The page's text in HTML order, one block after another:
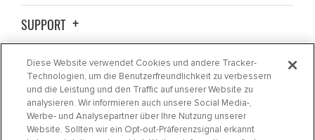
SUPPORT
ALLGEMEINE INFORMATIONEN
KONTAKTIEREN SIE UNS
Diese Website verwendet Cookies und andere Tracker-
Technologien, um die Benutzerfreundlichkeit zu verbessern
und die Leistung und den Traffic auf unserer Website zu
analysieren. Wir informieren auch unsere Social Media-,
Werbe- und Analysepartner über Ihre Nutzung unserer
Website. Sollten wir ein Opt-out-Präferenzsignal erkannt